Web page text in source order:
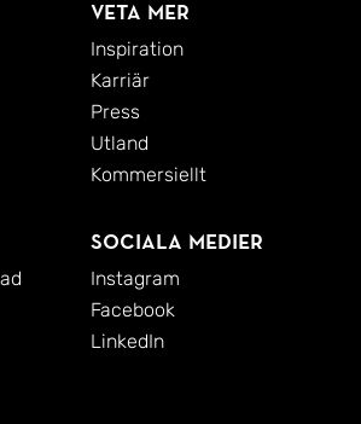
Veta mer
Inspiration
Karriär
Press
Utland
Kommersiellt
Sociala medier
Instagram
Facebook
LinkedIn